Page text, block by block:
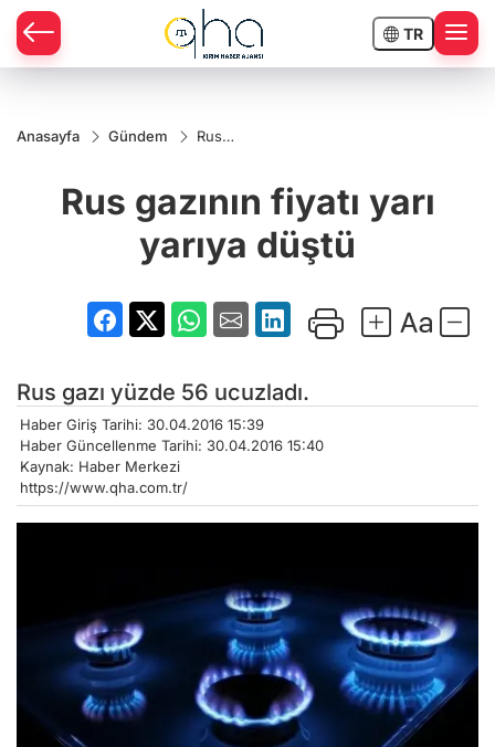
TR
Anasayfa Gündem
Rus
yarıya
Rus gazının fiyatı yarı
yarıya düştü
Rus gazı yüzde 56 ucuzladı.
Haber Giriş Tarihi: 30.04.2016 15:39
Haber Güncellenme Tarihi: 30.04.2016 15:40
Kaynak: Haber Merkezi
https://www.qha.com.tr/